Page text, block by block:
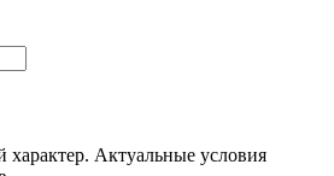
Актуальные условия